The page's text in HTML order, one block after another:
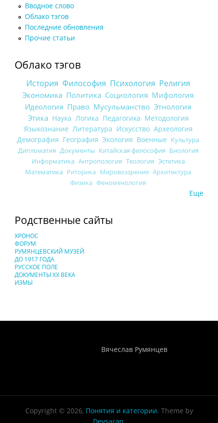
Вводное слово
Облако тэгов
Последние обновления
Прочие статьи
Облако тэгов
История Философия Психология Религия
Экономика Политика Социология Мифология
Идеология Право Мусульманство Этнология
Этика Наука Логика Педагогика Методология
Языкознание Литература Искусство Археология
Демография География Экология Военные Культура
Дипломатия Документы Китайская философия Биология
Информатика Антропология Теология Эстетика
Математика Риторика Мировоззрение Архитектура
Физика Феноменология
Еще
Родственные сайты
ХРОНОС
ФОРУМ
РУМЯНЦЕВСКИЙ МУЗЕЙ
ДО 1917 ГОДА
РУССКОЕ ПОЛЕ
ДОКУМЕНТЫ XX ВЕКА
ИЗМЫ
Вячеслав Румянцев
Copyright © 2026, Понятия и категории. Theme by
Devsaran